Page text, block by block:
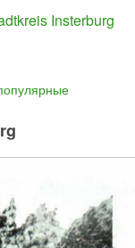
Insterburg